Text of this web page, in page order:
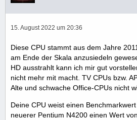
15. August 2022 um 20:36
Diese CPU stammt aus dem Jahre
am Ende der Skala anzusiedeln
HD ausstrahlt kann ich mir gut
nicht mehr mit macht. TV CPUs bzw.
Alte und schwache Office-CPUs nicht
Deine CPU weist einen
neuerer Pentium N4200 einen Wert